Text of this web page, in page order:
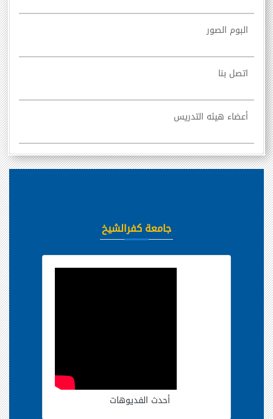
البوم الصور
اتصل بنا
أعضاء هيئه التدريس
جامعة كفرالشيخ
أحدث الفديوهات